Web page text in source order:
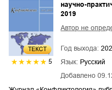
ТЕКСТ
5
Добавлено
научно-
2019
Автор не
Год выхода:
Язык: Русский